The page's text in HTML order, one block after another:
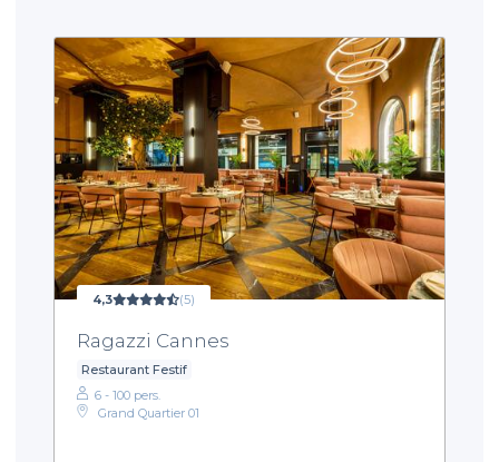
4,3 (5)
Ragazzi Cannes
Restaurant Festif
6 - 100 pers.
Grand Quartier 01